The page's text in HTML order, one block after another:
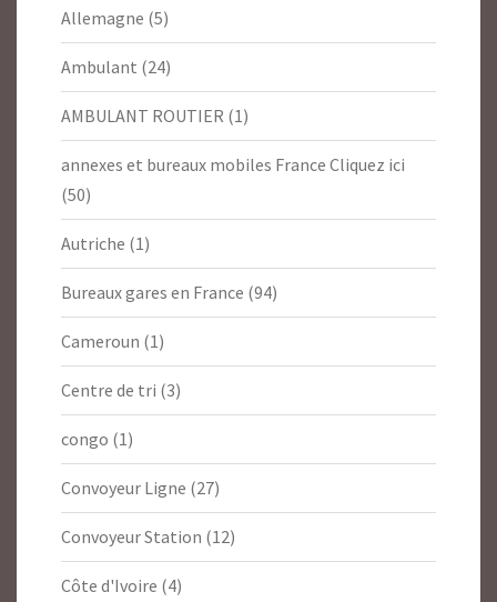
Allemagne (5)
Ambulant (24)
AMBULANT ROUTIER (1)
annexes et bureaux mobiles France Cliquez ici
(50)
Autriche (1)
Bureaux gares en France (94)
Cameroun (1)
Centre de tri (3)
congo (1)
Convoyeur Ligne (27)
Convoyeur Station (12)
Côte d'Ivoire (4)